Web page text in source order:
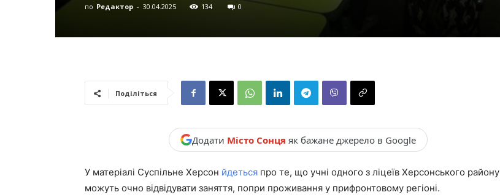
новини,
по Редактор - 30.04.2025 134 0
Поділіться
Додати Місто Сонця як бажане джерело в Google
У матеріалі Суспільне Херсон йдеться про те, що учні одного з ліцеїв Херсонського району
можуть очно відвідувати заняття, попри проживання у прифронтовому регіоні.